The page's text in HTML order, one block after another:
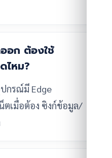
อก ต้องใช้
ไหม?
กรณ์มี Edge
ตเมื่อต้อง ซิงก์ข้อมูล/